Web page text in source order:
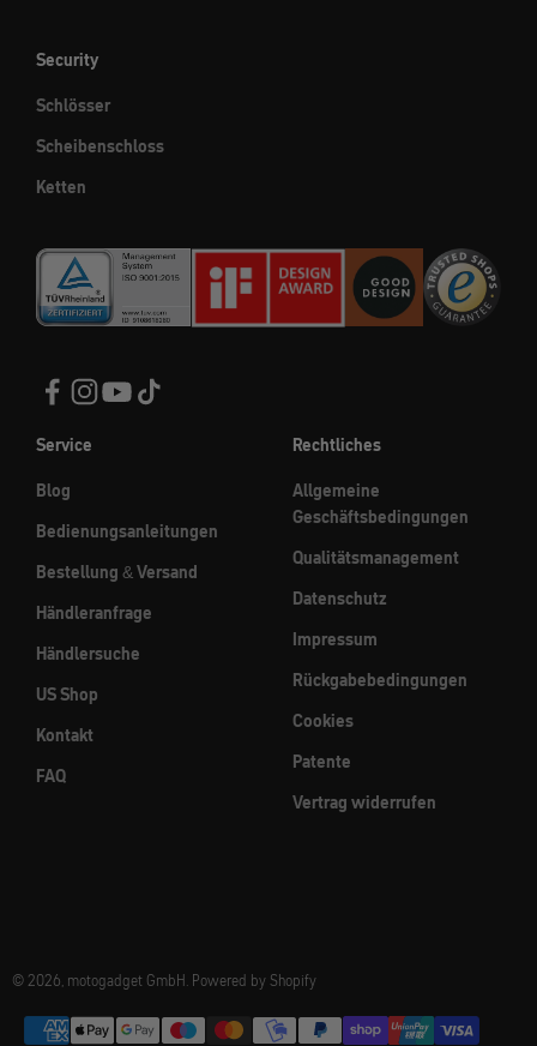
Security
Schlösser
Scheibenschloss
Ketten
Service
Blog
Bedienungsanleitungen
Bestellung & Versand
Händleranfrage
Händlersuche
US Shop
Kontakt
FAQ
Rechtliches
Allgemeine
Geschäftsbedingungen
Qualitätsmanagement
Datenschutz
Impressum
Rückgabebedingungen
Cookies
Patente
Vertrag widerrufen
© 2026, motogadget GmbH. Powered by Shopify